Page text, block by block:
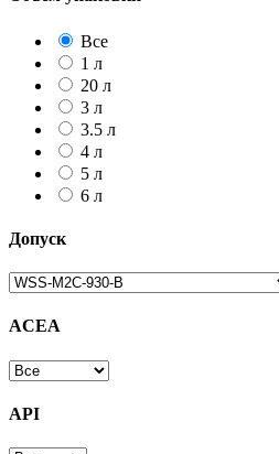
Все
1 л
20 л
3 л
3.5 л
4 л
5 л
6 л
Допуск
ACEA
API